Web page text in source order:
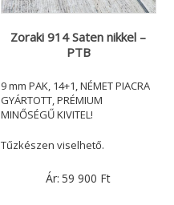
Zoraki 914 Saten nikkel –
PTB
9 mm PAK, 14+1, NÉMET PIACRA
GYÁRTOTT, PRÉMIUM
MINŐSÉGŰ KIVITEL!
Tűzkészen viselhető.
Ár: 59 900 Ft